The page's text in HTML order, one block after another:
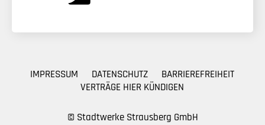
© Stadtwerke Strausberg GmbH
IMPRESSUM DATENSCHUTZ
BARRIEREFREIHEIT
VERTRÄGE HIER KÜNDIGEN